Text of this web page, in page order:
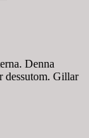
Denna
dessutom. Gillar